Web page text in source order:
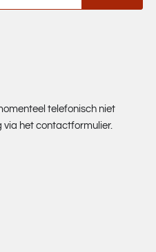
telefonisch niet
via het contactformulier.